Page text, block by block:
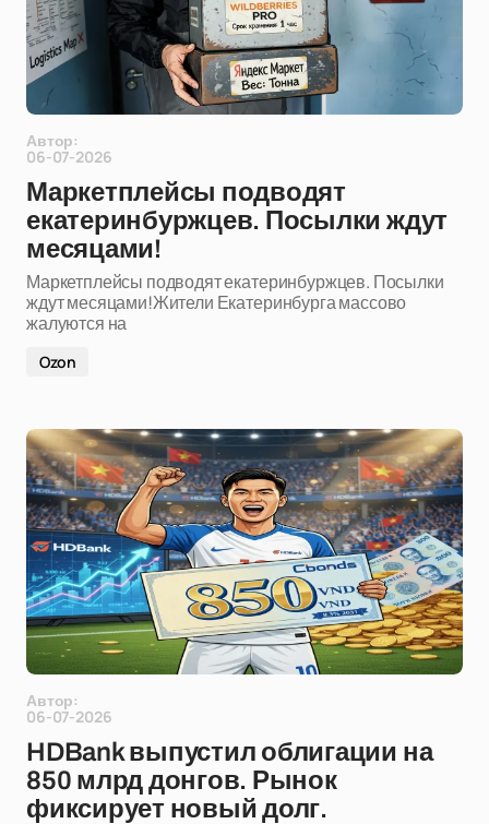
Автор:
06-07-2026
Маркетплейсы подводят
екатеринбуржцев. Посылки ждут
месяцами!
Маркетплейсы подводят екатеринбуржцев. Посылки
ждут месяцами!Жители Екатеринбурга массово
жалуются на
Ozon
Автор:
06-07-2026
HDBank выпустил облигации на
850 млрд донгов. Рынок
фиксирует новый долг.